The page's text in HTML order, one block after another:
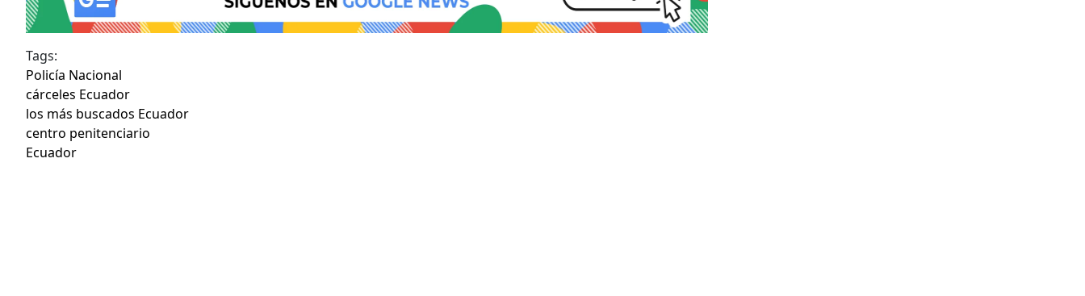
Tags:
Policía Nacional
cárceles Ecuador
los más buscados Ecuador
centro penitenciario
Ecuador